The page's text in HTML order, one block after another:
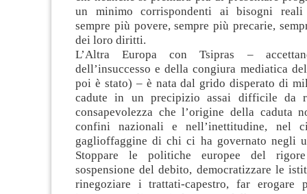
un minimo corrispondenti ai bisogni reali
sempre più povere, sempre più precarie,
dei loro diritti.
L’Altra Europa con Tsipras –
dell’insuccesso e della congiura mediatica
poi è stato) – è nata dal grido disperato di
cadute in un precipizio assai difficile da
consapevolezza che l’origine della caduta
confini nazionali e nell’inettitudine, nel
gaglioffaggine di chi ci ha governato negli
Stoppare le politiche europee del
sospensione del debito, democratizzare le
rinegoziare i trattati-capestro, far erogare